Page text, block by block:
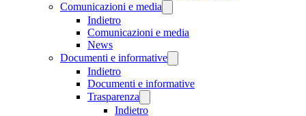
Comunicazioni e media
Indietro
Comunicazioni e media
News
Documenti e informative
Indietro
Documenti e informative
Trasparenza
Indietro